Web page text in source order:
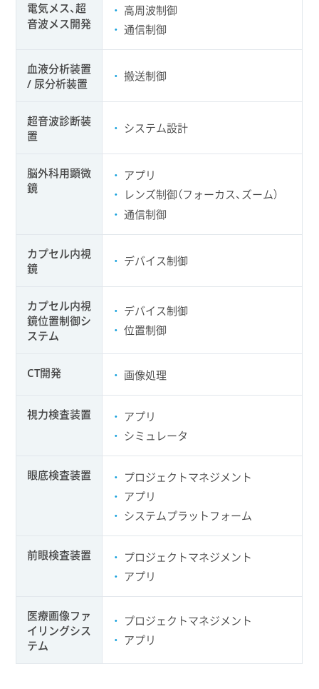
電気メス、超
音波メス開発
高周波制御
通信制御
血液分析装置
/ 尿分析装置
搬送制御
超音波診断装
置
システム設計
脳外科用顕微
鏡
アプリ
レンズ制御（フォーカス、ズーム）
通信制御
カプセル内視
鏡
デバイス制御
カプセル内視
鏡位置制御シ
ステム
デバイス制御
位置制御
CT開発 画像処理
視力検査装置
アプリ
シミュレータ
眼底検査装置
プロジェクトマネジメント
アプリ
システムプラットフォーム
前眼検査装置
プロジェクトマネジメント
アプリ
医療画像ファ
イリングシス
テム
プロジェクトマネジメント
アプリ